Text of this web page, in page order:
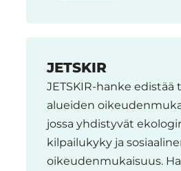
JETSKIR
JETSKIR-hanke edistää
alueiden
jossa yhdistyvät
kilpailukyky ja
oikeudenmukaisuus.